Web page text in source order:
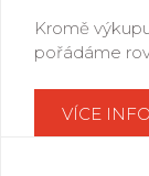
Kromě
pořádáme
VÍCE